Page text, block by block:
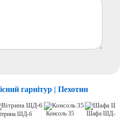
гарнітур | Пехотин
ШД-6 Консоль 35 Шафа ШД-5